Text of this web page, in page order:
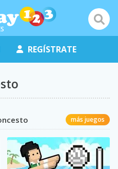
REGÍSTRATE
más juegos